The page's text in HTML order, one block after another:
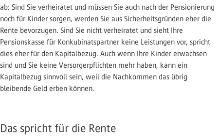
ab: Sind Sie verheiratet und müssen Sie auch nach der Pensionierung
noch für Kinder sorgen, werden Sie aus Sicherheitsgründen eher die
Rente bevorzugen. Sind Sie nicht verheiratet und sieht Ihre
Pensionskasse für Konkubinatspartner keine Leistungen vor, spricht
dies eher für den Kapitalbezug. Auch wenn Ihre Kinder erwachsen
sind und Sie keine Versorgerpflichten mehr haben, kann ein
Kapitalbezug sinnvoll sein, weil die Nachkommen das übrig
bleibende Geld erben können.
Das spricht für die Rente